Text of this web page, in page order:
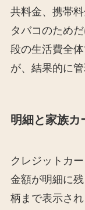
共料金、携帯
タバコのため
段の生活費全
が、結果的に
明細と家族カ
クレジットカ
金額が明細に
柄まで表示さ